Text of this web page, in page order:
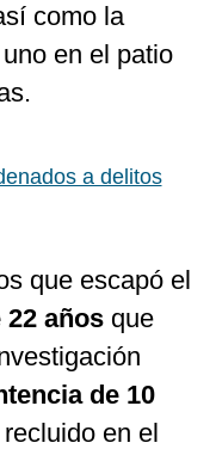
como la
en el patio
a delitos
que escapó el
años que
de 10
en el